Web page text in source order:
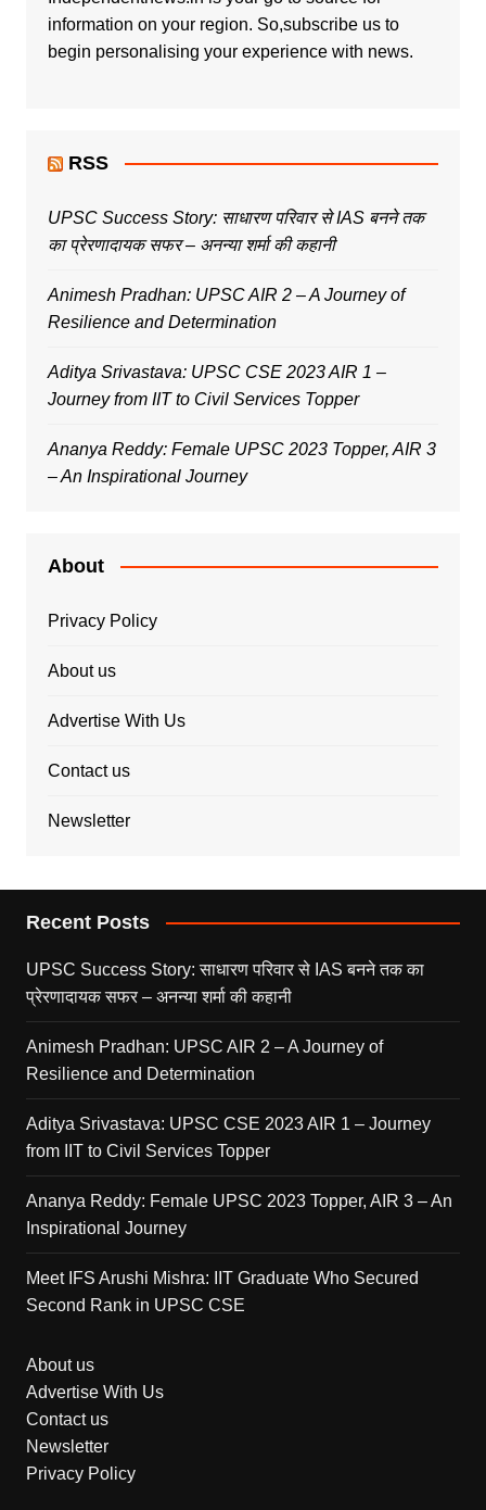
information on your region. So,subscribe us to
begin personalising your experience with news.
RSS
UPSC Success Story: साधारण परिवार से IAS बनने तक
का प्रेरणादायक सफर – अनन्या शर्मा की कहानी
Animesh Pradhan: UPSC AIR 2 – A Journey of
Resilience and Determination
Aditya Srivastava: UPSC CSE 2023 AIR 1 –
Journey from IIT to Civil Services Topper
Ananya Reddy: Female UPSC 2023 Topper, AIR 3
– An Inspirational Journey
About
Privacy Policy
About us
Advertise With Us
Contact us
Newsletter
Recent Posts
UPSC Success Story: साधारण परिवार से IAS बनने तक का
प्रेरणादायक सफर – अनन्या शर्मा की कहानी
Animesh Pradhan: UPSC AIR 2 – A Journey of
Resilience and Determination
Aditya Srivastava: UPSC CSE 2023 AIR 1 – Journey
from IIT to Civil Services Topper
Ananya Reddy: Female UPSC 2023 Topper, AIR 3 – An
Inspirational Journey
Meet IFS Arushi Mishra: IIT Graduate Who Secured
Second Rank in UPSC CSE
About us
Advertise With Us
Contact us
Newsletter
Privacy Policy